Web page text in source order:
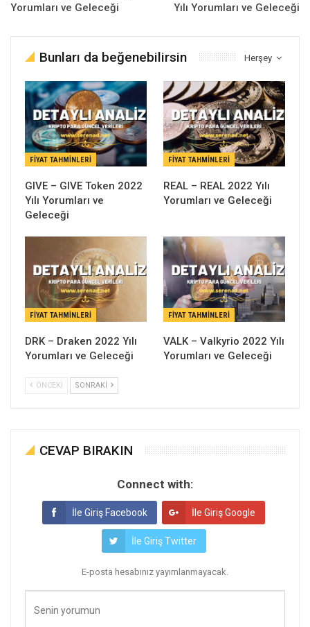
Yorumları ve Geleceği
Yılı Yorumları ve Geleceği
Herşey
Bunları da beğenebilirsin
FIYAT TAHMINLERI
GIVE – GIVE Token 2022
Yılı Yorumları ve
Geleceği
FIYAT TAHMINLERI
REAL – REAL 2022 Yılı
Yorumları ve Geleceği
FIYAT TAHMINLERI
DRK – Draken 2022 Yılı
Yorumları ve Geleceği
FIYAT TAHMINLERI
VALK – Valkyrio 2022 Yılı
Yorumları ve Geleceği
ÖNCEKI SONRAKI
CEVAP BIRAKIN
Connect with:
İle Giriş Facebook İle Giriş Google
İle Giriş Twitter
E-posta hesabınız yayımlanmayacak.